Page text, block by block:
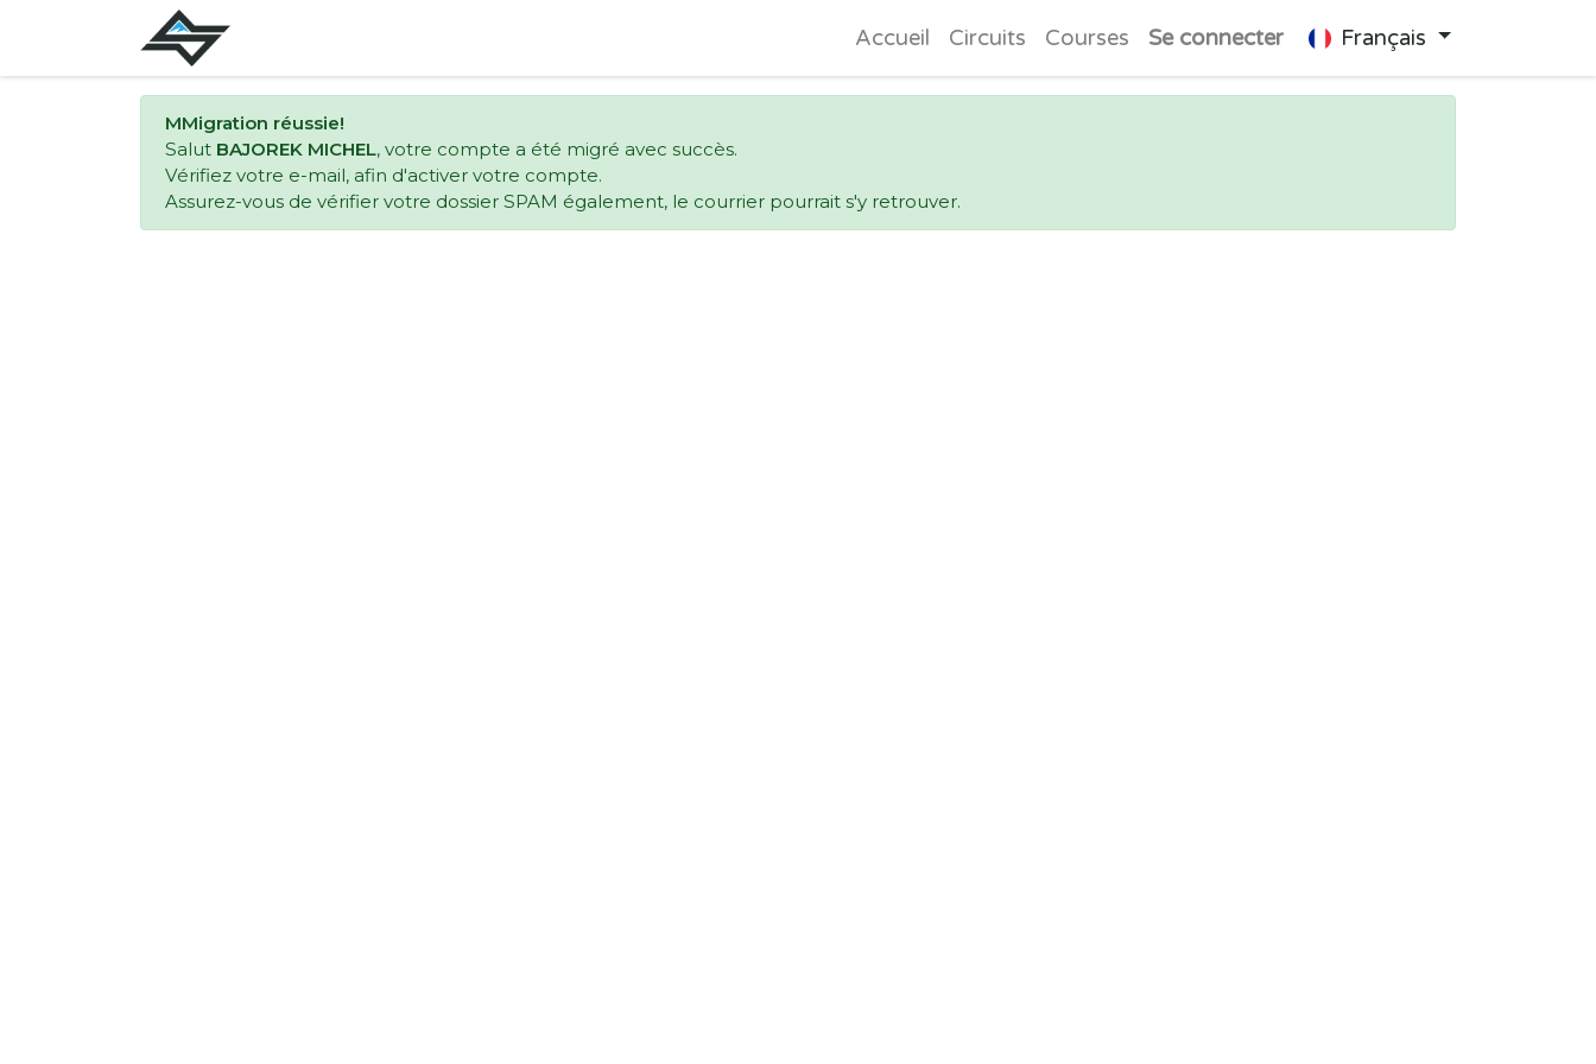
Accueil Circuits Courses Se connecter Français
MMigration réussie!
Salut BAJOREK MICHEL, votre compte a été migré avec succès.
Vérifiez votre e-mail, afin d'activer votre compte.
Assurez-vous de vérifier votre dossier SPAM également, le courrier pourrait s'y retrouver.